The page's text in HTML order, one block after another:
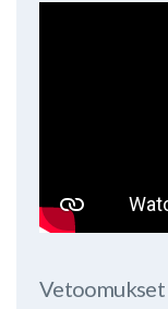
Vetoomukset